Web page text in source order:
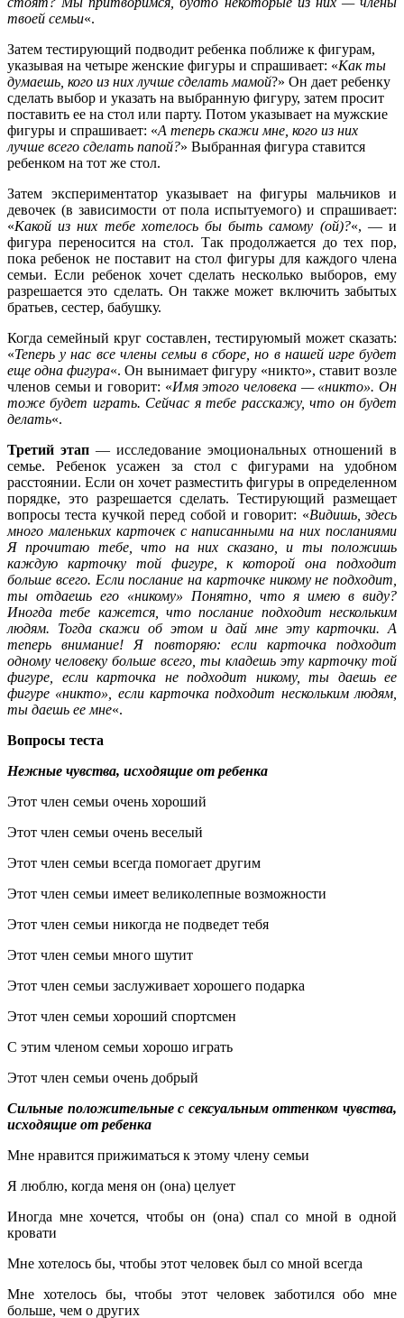
твоей семьи«.
Затем тестирующий подводит ребенка поближе к фигурам,
указывая на четыре женские фигуры и спрашивает: «Как ты
думаешь, кого из них лучше сделать мамой?» Он дает ребенку
сделать выбор и указать на выбранную фигуру, затем просит
поставить ее на стол или парту. Потом указывает на мужские
фигуры и спрашивает: «А теперь скажи мне, кого из них
лучше всего сделать папой?» Выбранная фигура ставится
ребенком на тот же стол.
Затем экспериментатор указывает на фигуры мальчиков и
девочек (в зависимости от пола испытуемого) и спрашивает:
«Какой из них тебе хотелось бы быть самому (ой)?«, — и
фигура переносится на стол. Так продолжается до тех пор,
пока ребенок не поставит на стол фигуры для каждого члена
семьи. Если ребенок хочет сделать несколько выборов, ему
разрешается это сделать. Он также может включить забытых
братьев, сестер, бабушку.
Когда семейный круг составлен, тестируюмый может сказать:
«Теперь у нас все члены семьи в сборе, но в нашей игре будет
еще одна фигура«. Он вынимает фигуру «никто», ставит возле
членов семьи и говорит: «Имя этого человека — «никто». Он
тоже будет играть. Сейчас я тебе расскажу, что он будет
делать«.
Третий этап — исследование эмоциональных отношений в
семье. Ребенок усажен за стол с фигурами на удобном
расстоянии. Если он хочет разместить фигуры в определенном
порядке, это разрешается сделать. Тестирующий размещает
вопросы теста кучкой перед собой и говорит: «Видишь, здесь
много маленьких карточек с написанными на них посланиями
Я прочитаю тебе, что на них сказано, и ты положишь
каждую карточку той фигуре, к которой она подходит
больше всего. Если послание на карточке никому не подходит,
ты отдаешь его «никому» Понятно, что я имею в виду?
Иногда тебе кажется, что послание подходит нескольким
людям. Тогда скажи об этом и дай мне эту карточки. А
теперь внимание! Я повторяю: если карточка подходит
одному человеку больше всего, ты кладешь эту карточку той
фигуре, если карточка не подходит никому, ты даешь ее
фигуре «никто», если карточка подходит нескольким людям,
ты даешь ее мне«.
Вопросы теста
Нежные чувства, исходящие от ребенка
Этот член семьи очень хороший
Этот член семьи очень веселый
Этот член семьи всегда помогает другим
Этот член семьи имеет великолепные возможности
Этот член семьи никогда не подведет тебя
Этот член семьи много шутит
Этот член семьи заслуживает хорошего подарка
Этот член семьи хороший спортсмен
С этим членом семьи хорошо играть
Этот член семьи очень добрый
Сильные положительные с сексуальным оттенком чувства,
исходящие от ребенка
Мне нравится прижиматься к этому члену семьи
Я люблю, когда меня он (она) целует
Иногда мне хочется, чтобы он (она) спал со мной в одной
кровати
Мне хотелось бы, чтобы этот человек был со мной всегда
Мне хотелось бы, чтобы этот человек заботился обо мне
больше, чем о других